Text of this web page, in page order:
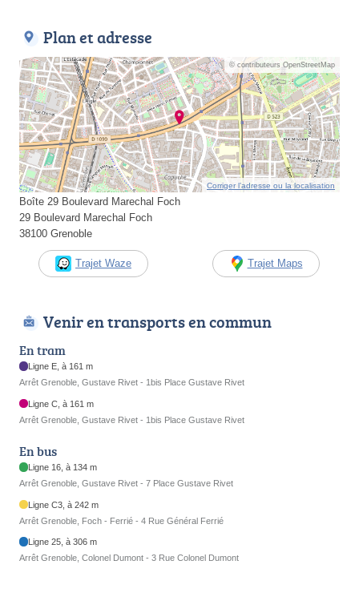
Plan et adresse
© contributeurs OpenStreetMap
Corriger l’adresse ou la localisation
Boîte 29 Boulevard Marechal Foch
29 Boulevard Marechal Foch
38100 Grenoble
Trajet Waze Trajet Maps
Venir en transports en commun
En tram
Ligne E, à 161 m
Arrêt Grenoble, Gustave Rivet - 1bis Place Gustave Rivet
Ligne C, à 161 m
Arrêt Grenoble, Gustave Rivet - 1bis Place Gustave Rivet
En bus
Ligne 16, à 134 m
Arrêt Grenoble, Gustave Rivet - 7 Place Gustave Rivet
Ligne C3, à 242 m
Arrêt Grenoble, Foch - Ferrié - 4 Rue Général Ferrié
Ligne 25, à 306 m
Arrêt Grenoble, Colonel Dumont - 3 Rue Colonel Dumont